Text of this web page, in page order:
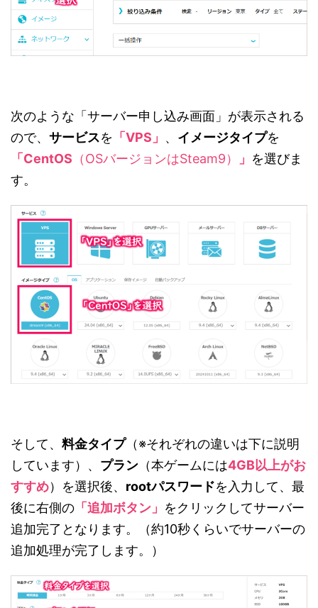
次のような「サーバー申し込み画面」が表示される
ので、 サービスを 「VPS」 、 イメージタイプを
「CentOS （OSバージョンはSteam9） 」 を選びま
す。
そして、 料金タイプ（※それぞれの違いは下に説明
しています）、 プラン （本ゲームには4GB以上がお
すすめ）を選択後、 rootパスワードを入力して、最
後に右側の 「追加ボタン」 をクリックしてサーバー
追加完了となります。（約10秒くらいでサーバーの
追加処理が完了します。）